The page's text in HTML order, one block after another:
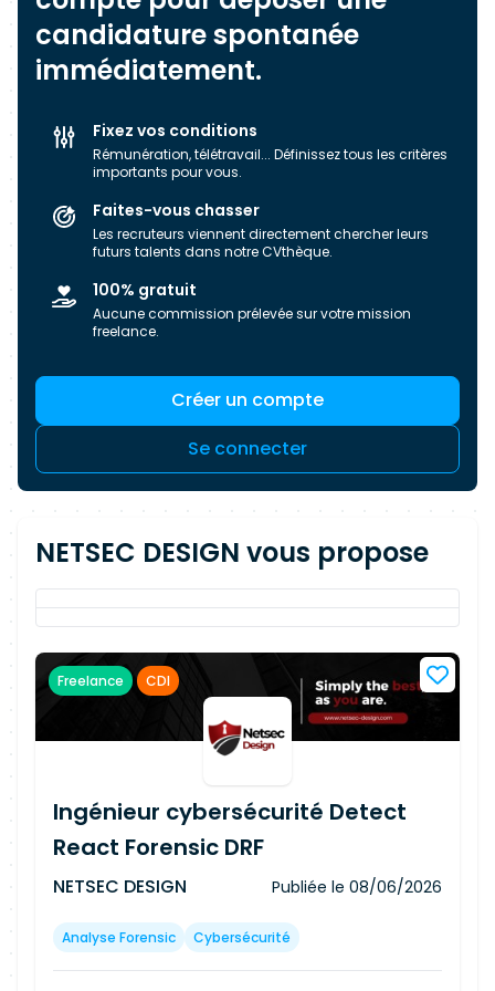
candidature spontanée
immédiatement.
Fixez vos conditions
Rémunération, télétravail... Définissez tous les critères
importants pour vous.
Faites-vous chasser
Les recruteurs viennent directement chercher leurs
futurs talents dans notre CVthèque.
100% gratuit
Aucune commission prélevée sur votre mission
freelance.
Créer un compte
Se connecter
NETSEC DESIGN vous propose
Freelance CDI
Ingénieur cybersécurité Detect
React Forensic DRF
NETSEC DESIGN Publiée le 08/06/2026
Analyse Forensic Cybersécurité